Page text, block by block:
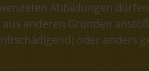
Abbildungen
anderen Gründen
oder anders